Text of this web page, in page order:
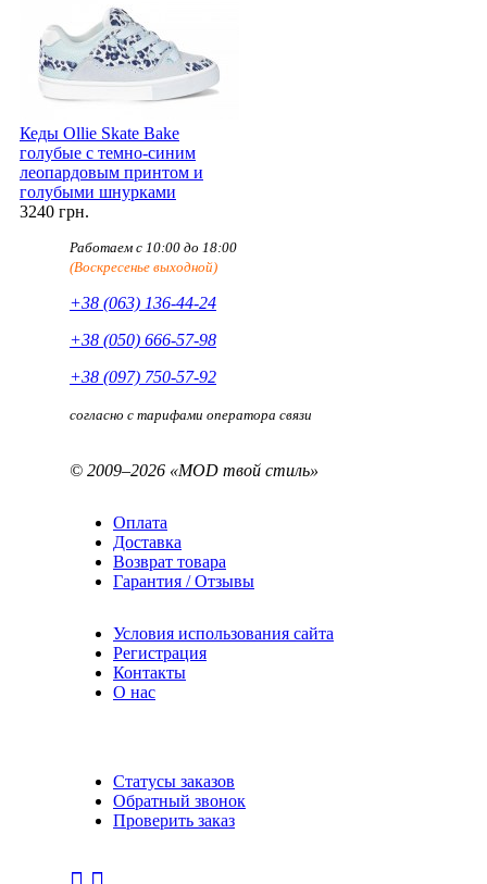
Кеды Ollie Skate Bake
голубые с темно-синим
леопардовым принтом и
голубыми шнурками
3240 грн.
Работаем с 10:00 до 18:00
(Воскресенье выходной)
+38 (063) 136-44-24
+38 (050) 666-57-98
+38 (097) 750-57-92
согласно с тарифами оператора связи
© 2009–2026 «MOD твой стиль»
Оплата
Доставка
Возврат товара
Гарантия / Отзывы
Условия использования сайта
Регистрация
Контакты
О нас
Статусы заказов
Обратный звонок
Проверить заказ